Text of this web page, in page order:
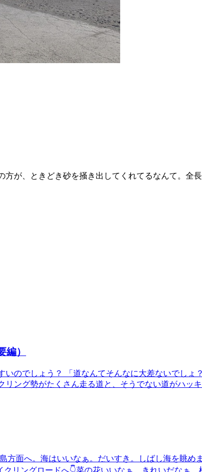
が、ときどき砂を掻き出してくれてるなんて。全
）
のでしょう？ 「道なんてそんなに大差ないでしょ
ング勢がたくさん走る道と、そうでない道がハッ
方面へ。海はいいなぁ。だいすき。しばし海を眺め
リングロードへ👇菜の花いいなぁ。きれいだなぁ。